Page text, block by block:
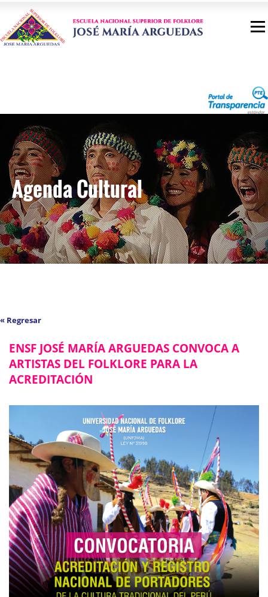
Agenda Cultural
« Regresar
ENSF JOSÉ MARÍA ARGUEDAS CONVOCA A
ARTISTAS DEL FOLKLORE PARA LA
ACREDITACIÓN